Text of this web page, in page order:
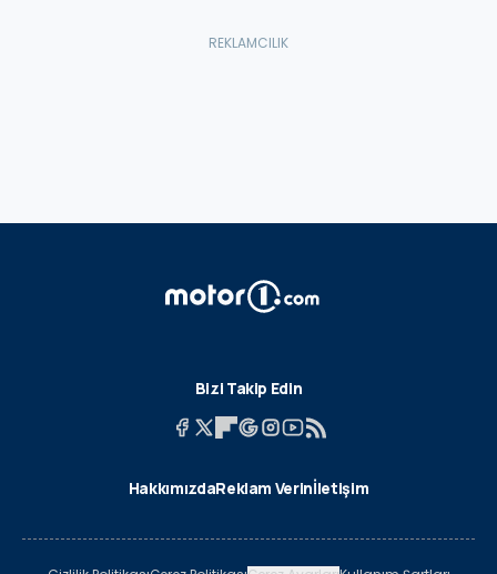
Bizi Takip Edin
HakkımızdaReklam Verinİletişim